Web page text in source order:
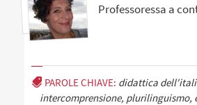
Professoressa a
PAROLE CHIAVE: didattica
intercomprensione, plurilinguismo,